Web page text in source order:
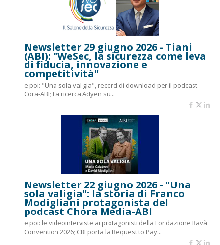
Newsletter 29 giugno 2026 - Tiani
(ABI): "WeSec, la sicurezza come leva
di fiducia, innovazione e
competitività"
e poi: "Una sola valigia", record di download per il podcast
Cora-ABI; La ricerca Adyen su...
Newsletter 22 giugno 2026 - "Una
sola valigia": la storia di Franco
Modigliani protagonista del
podcast Chora Media-ABI
e poi: le videointerviste ai protagonisti della Fondazione Ravà
Convention 2026; CBI porta la Request to Pay...